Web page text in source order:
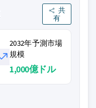
共
有
2032年予測市場
規模
1,000億ドル